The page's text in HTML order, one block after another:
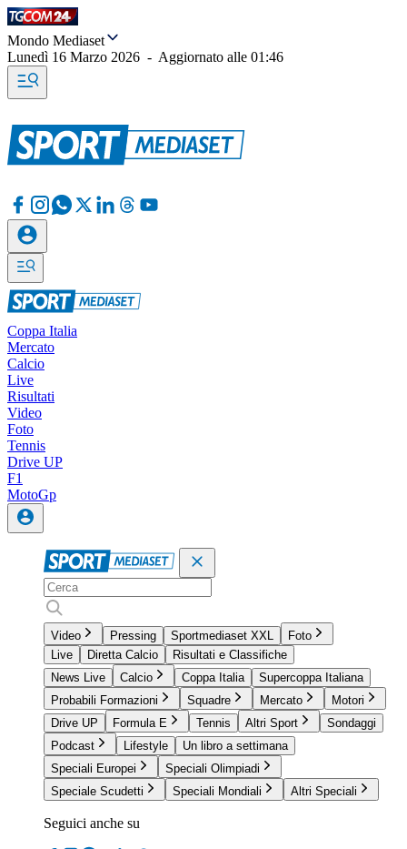
Mondo Mediaset
Lunedì 16 Marzo 2026 - Aggiornato alle 01:46
Coppa Italia
Mercato
Calcio
Live
Risultati
Video
Foto
Tennis
Drive UP
F1
MotoGp
Video Pressing Sportmediaset XXL
Foto
Live
Diretta Calcio
Risultati e Classifiche
News Live
Calcio Coppa Italia
Supercoppa Italiana
Probabili Formazioni
Squadre Mercato
Motori
Drive UP
Formula E Tennis Altri Sport
Sondaggi
Podcast
Lifestyle
Un libro a settimana
Speciali Europei
Speciali Olimpiadi
Speciale Scudetti
Speciali Mondiali Altri Speciali
Seguici anche su